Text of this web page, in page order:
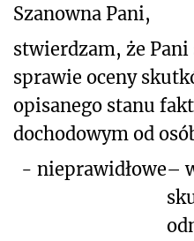
Szanowna Pani,
stwierdzam, że
sprawie oceny
opisanego stanu
dochodowym od
- nieprawidłowe–